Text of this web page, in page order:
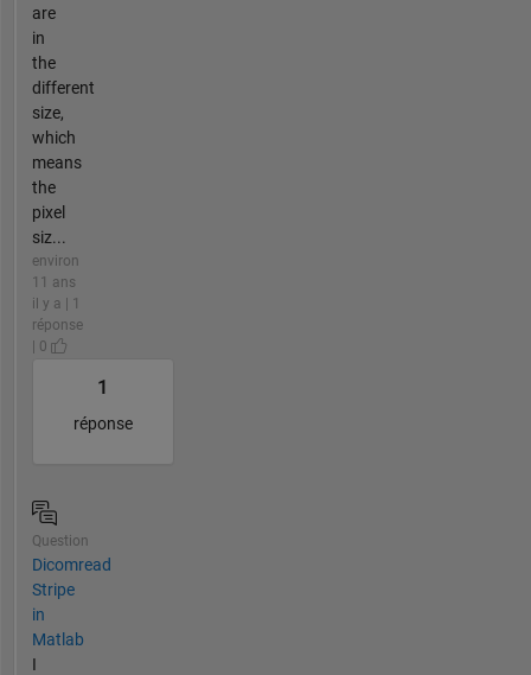
are
in
the
different
size,
which
means
the
pixel
siz...
environ
11 ans
il y a | 1
réponse
| 0
1
réponse
Question
Dicomread
Stripe
in
Matlab
I